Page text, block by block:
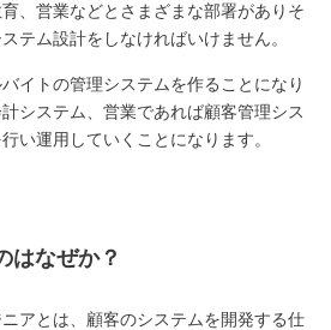
、営業などとさまざまな部署がありそ
テム設計をしなければいけません。
イトの管理システムを作ることになり
システム、営業であれば顧客管理シス
い運用していくことになります。
はなぜか？
アとは、顧客のシステムを開発する仕